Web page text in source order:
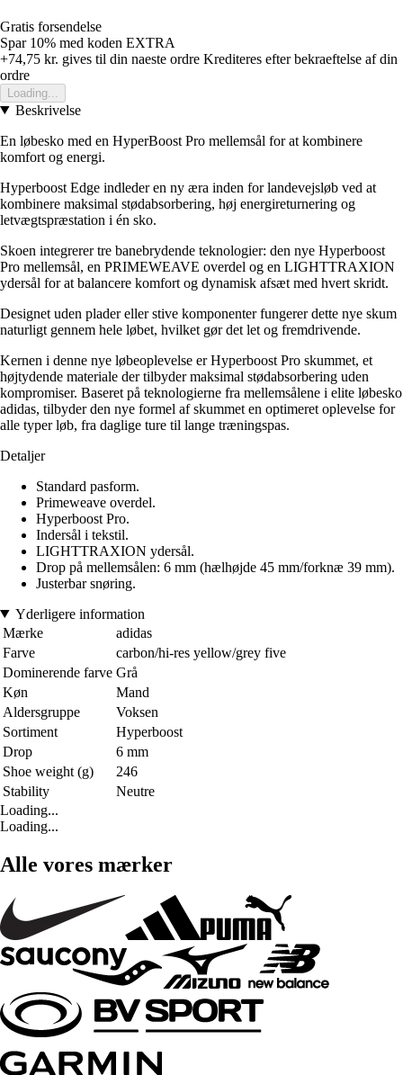
Gratis forsendelse
Spar 10% med koden EXTRA
+74,75 kr. gives til din naeste ordre Krediteres efter bekraeftelse af din
ordre
Loading...
Beskrivelse
En løbesko med en HyperBoost Pro mellemsål for at kombinere
komfort og energi.
Hyperboost Edge indleder en ny æra inden for landevejsløb ved at
kombinere maksimal stødabsorbering, høj energireturnering og
letvægtspræstation i én sko.
Skoen integrerer tre banebrydende teknologier: den nye Hyperboost
Pro mellemsål, en PRIMEWEAVE overdel og en LIGHTTRAXION
ydersål for at balancere komfort og dynamisk afsæt med hvert skridt.
Designet uden plader eller stive komponenter fungerer dette nye skum
naturligt gennem hele løbet, hvilket gør det let og fremdrivende.
Kernen i denne nye løbeoplevelse er Hyperboost Pro skummet, et
højtydende materiale der tilbyder maksimal stødabsorbering uden
kompromiser. Baseret på teknologierne fra mellemsålene i elite løbesko
adidas, tilbyder den nye formel af skummet en optimeret oplevelse for
alle typer løb, fra daglige ture til lange træningspas.
Detaljer
Standard pasform.
Primeweave overdel.
Hyperboost Pro.
Indersål i tekstil.
LIGHTTRAXION ydersål.
Drop på mellemsålen: 6 mm (hælhøjde 45 mm/forknæ 39 mm).
Justerbar snøring.
Yderligere information
Mærke
adidas
Farve
carbon/hi-res yellow/grey five
Dominerende farve Grå
Køn
Mand
Aldersgruppe
Voksen
Sortiment
Hyperboost
Drop
6 mm
Shoe weight (g)
246
Stability
Neutre
Loading...
Loading...
Alle vores mærker